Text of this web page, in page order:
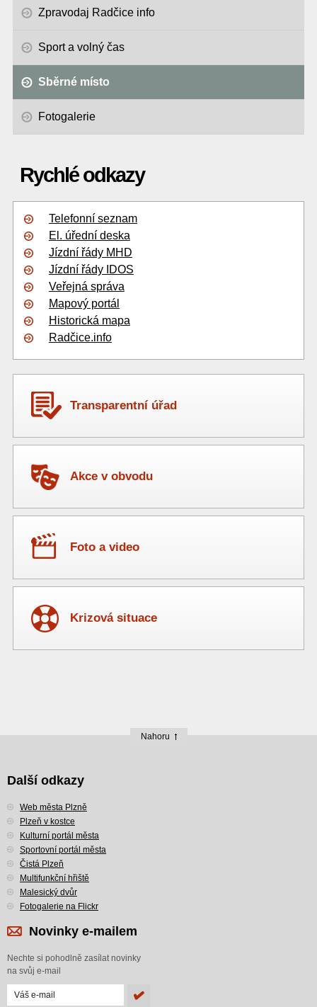
Zpravodaj Radčice info
Sport a volný čas
Sběrné místo
Fotogalerie
Rychlé odkazy
Telefonní seznam
El. úřední deska
Jízdní řády MHD
Jízdní řády IDOS
Veřejná správa
Mapový portál
Historická mapa
Radčice.info
Transparentní úřad
Akce v obvodu
Foto a video
Krizová situace
Nahoru
Další odkazy
Web města Plzně
Plzeň v kostce
Kulturní portál města
Sportovní portál města
Čistá Plzeň
Multifunkční hřiště
Malesický dvůr
Fotogalerie na Flickr
Novinky e-mailem
Nechte si pohodlně zasílat novinky
na svůj e-mail